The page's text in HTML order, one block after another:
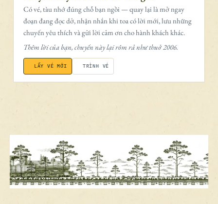
Có vé, tàu nhớ đúng chỗ bạn ngồi — quay lại là mở ngay
đoạn đang đọc dở, nhận nhắn khi toa có lời mới, lưu những
chuyến yêu thích và gửi lời cảm ơn cho hành khách khác.
Thêm lời của bạn, chuyến này lại rôm rả như thuở 2006.
LẤY VÉ MỚI TRÌNH VÉ